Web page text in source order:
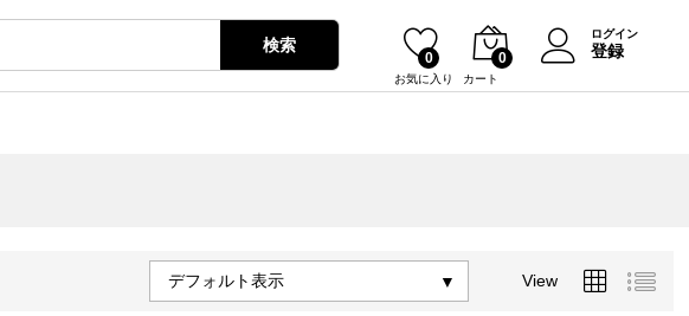
検索
お気に入り
0
カート
0
ログイン
登録
View
デフォルト表示